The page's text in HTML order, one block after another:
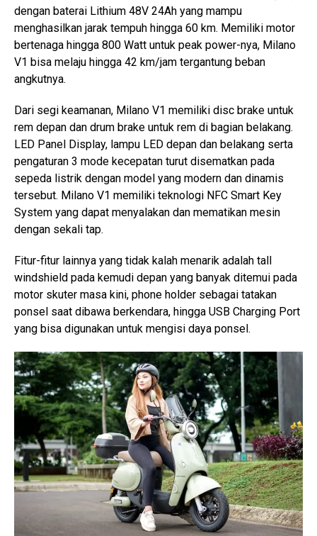
dengan baterai Lithium 48V 24Ah yang mampu
menghasilkan jarak tempuh hingga 60 km. Memiliki motor
bertenaga hingga 800 Watt untuk peak power-nya, Milano
V1 bisa melaju hingga 42 km/jam tergantung beban
angkutnya.
Dari segi keamanan, Milano V1 memiliki disc brake untuk
rem depan dan drum brake untuk rem di bagian belakang.
LED Panel Display, lampu LED depan dan belakang serta
pengaturan 3 mode kecepatan turut disematkan pada
sepeda listrik dengan model yang modern dan dinamis
tersebut. Milano V1 memiliki teknologi NFC Smart Key
System yang dapat menyalakan dan mematikan mesin
dengan sekali tap.
Fitur-fitur lainnya yang tidak kalah menarik adalah tall
windshield pada kemudi depan yang banyak ditemui pada
motor skuter masa kini, phone holder sebagai tatakan
ponsel saat dibawa berkendara, hingga USB Charging Port
yang bisa digunakan untuk mengisi daya ponsel.